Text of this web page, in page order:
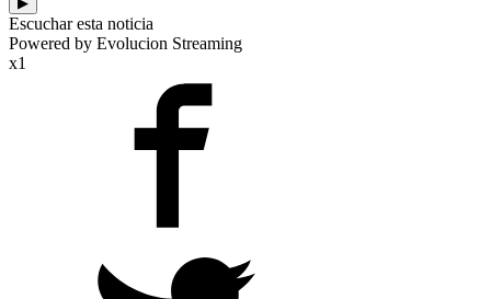
Escuchar esta noticia
Powered by Evolucion Streaming
x1